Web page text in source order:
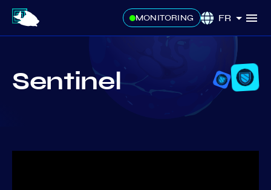
MONITORING FR
Sentinel